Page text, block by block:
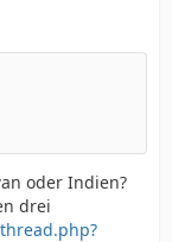
oder Indien?
drei